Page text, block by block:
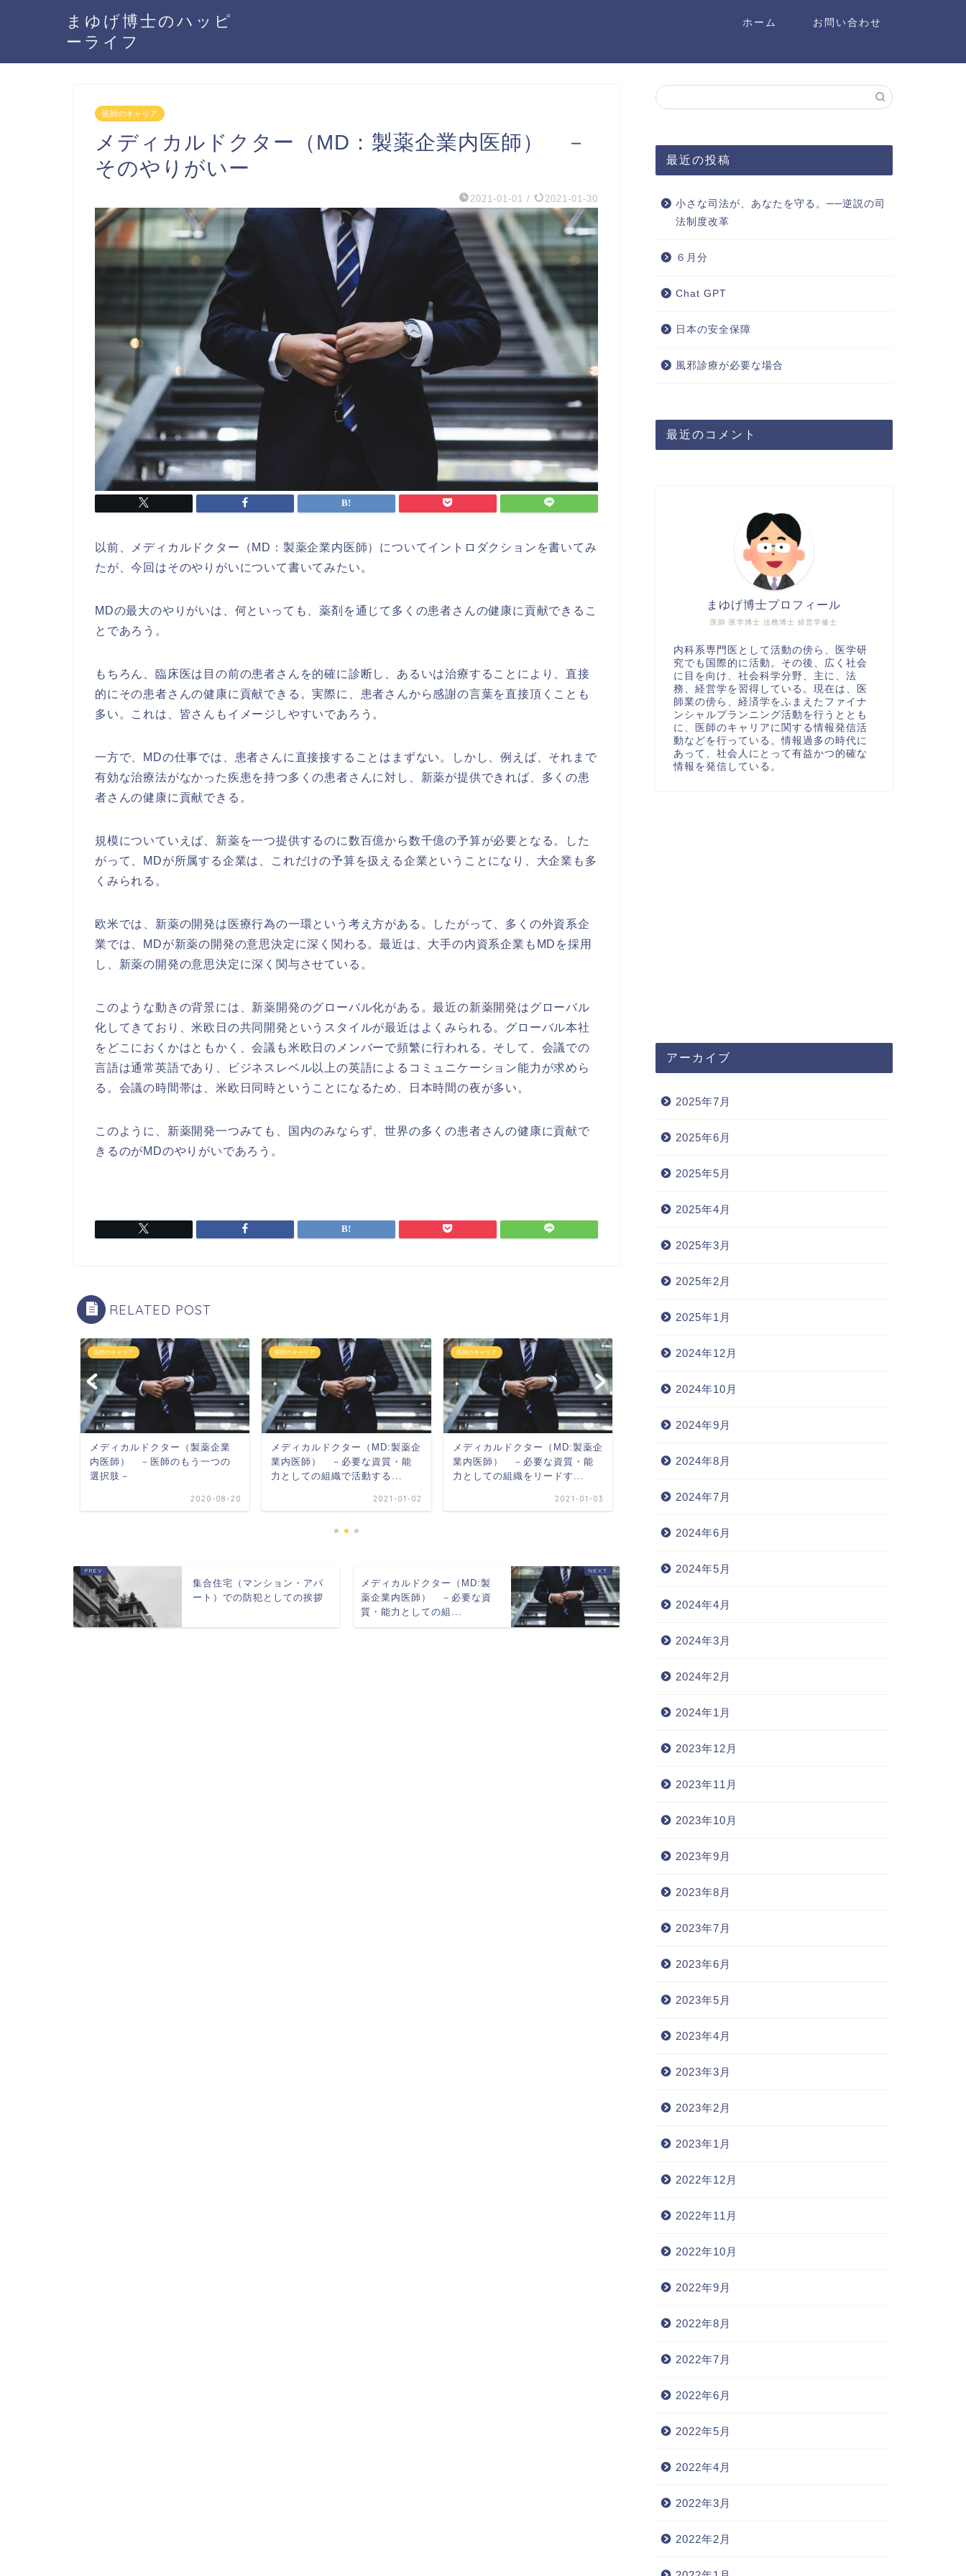
まゆげ博士のハッピ
ーライフ
ホーム お問い合わせ
医師のキャリア
メディカルドクター（MD：製薬企業内医師） －
そのやりがいー
2021-01-01 / 2021-01-30
以前、メディカルドクター（MD：製薬企業内医師）についてイントロダクションを書いてみ
たが、今回はそのやりがいについて書いてみたい。
MDの最大のやりがいは、何といっても、薬剤を通じて多くの患者さんの健康に貢献できるこ
とであろう。
もちろん、臨床医は目の前の患者さんを的確に診断し、あるいは治療することにより、直接
的にその患者さんの健康に貢献できる。実際に、患者さんから感謝の言葉を直接頂くことも
多い。これは、皆さんもイメージしやすいであろう。
一方で、MDの仕事では、患者さんに直接接することはまずない。しかし、例えば、それまで
有効な治療法がなかった疾患を持つ多くの患者さんに対し、新薬が提供できれば、多くの患
者さんの健康に貢献できる。
規模についていえば、新薬を一つ提供するのに数百億から数千億の予算が必要となる。した
がって、MDが所属する企業は、これだけの予算を扱える企業ということになり、大企業も多
くみられる。
欧米では、新薬の開発は医療行為の一環という考え方がある。したがって、多くの外資系企
業では、MDが新薬の開発の意思決定に深く関わる。最近は、大手の内資系企業もMDを採用
し、新薬の開発の意思決定に深く関与させている。
このような動きの背景には、新薬開発のグローバル化がある。最近の新薬開発はグローバル
化してきており、米欧日の共同開発というスタイルが最近はよくみられる。グローバル本社
をどこにおくかはともかく、会議も米欧日のメンバーで頻繁に行われる。そして、会議での
言語は通常英語であり、ビジネスレベル以上の英語によるコミュニケーション能力が求めら
る。会議の時間帯は、米欧日同時ということになるため、日本時間の夜が多い。
このように、新薬開発一つみても、国内のみならず、世界の多くの患者さんの健康に貢献で
きるのがMDのやりがいであろう。
RELATED POST
医師のキャリア
メディカルドクター（製薬企業
内医師） －医師のもう一つの
選択肢－
2020-08-20
医師のキャリア
メディカルドクター（MD:製薬企
業内医師） －必要な資質・能
力としての組織で活動する...
2021-01-02
医師のキャリア
メディカルドクター（MD:製薬企
業内医師） －必要な資質・能
力としての組織をリードす...
2021-01-03
医師のキャリア
内医師） －医師のもう一つの
集合住宅（マンション・アパ
ート）での防犯としての挨拶
メディカルドクター（MD:製
薬企業内医師） －必要な資
質・能力としての組...
最近の投稿
小さな司法が、あなたを守る。──逆説の司
法制度改革
６月分
Chat GPT
日本の安全保障
風邪診療が必要な場合
最近のコメント
医師 医学博士 法務博士 経営学修士
まゆげ博士プロフィール
内科系専門医として活動の傍ら、医学研
究でも国際的に活動。その後、広く社会
に目を向け、社会科学分野、主に、法
務、経営学を習得している。現在は、医
師業の傍ら、経済学をふまえたファイナ
ンシャルプランニング活動を行うととも
に、医師のキャリアに関する情報発信活
動などを行っている。情報過多の時代に
あって、社会人にとって有益かつ的確な
情報を発信している。
アーカイブ
2025年7月
2025年6月
2025年5月
2025年4月
2025年3月
2025年2月
2025年1月
2024年12月
2024年10月
2024年9月
2024年8月
2024年7月
2024年6月
2024年5月
2024年4月
2024年3月
2024年2月
2024年1月
2023年12月
2023年11月
2023年10月
2023年9月
2023年8月
2023年7月
2023年6月
2023年5月
2023年4月
2023年3月
2023年2月
2023年1月
2022年12月
2022年11月
2022年10月
2022年9月
2022年8月
2022年7月
2022年6月
2022年5月
2022年4月
2022年3月
2022年2月